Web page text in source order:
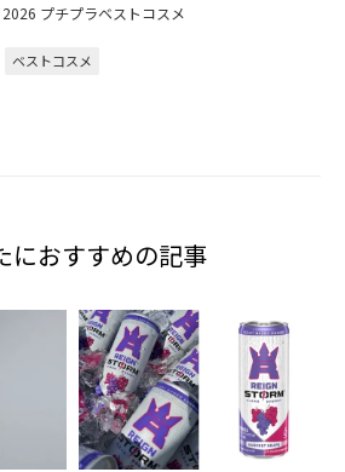
2026 プチプラベストコスメ
ベストコスメ
におすすめの記事